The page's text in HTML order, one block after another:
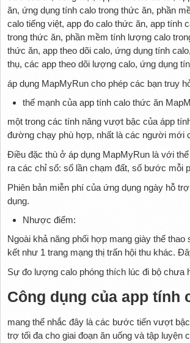
áp dụng MapMyRun cho phép các bạn truy
thế mạnh của app tính calo thức ăn
một trong các tính năng vượt bậc của ápp
đường chạy phù hợp, nhất là các người mới
Điều đặc thù ở áp dụng MapMyRun là với
ra các chỉ số: số lần chạm đất, số bước mỗi
Phiên bản miễn phí của ứng dụng ngày hỗ
dụng.
Nhược điểm:
Ngoài khả năng phối hợp mang giày thể
kết như 1 trang mạng thị trấn hội thu khác.
Sự đo lượng calo phóng thích lúc đi bộ chưa
Công dụng của app tính
mang thể nhắc đây là các bước tiến vượt
trợ tối đa cho giai đoạn ăn uống và tập luyện